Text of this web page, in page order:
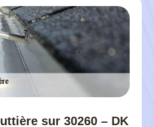
sur 30260 – DK